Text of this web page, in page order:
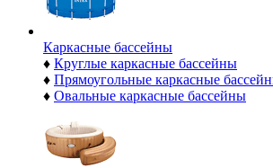
Каркасные бассейны
♦ Круглые каркасные бассейны
♦ Прямоугольные каркасные
♦ Овальные каркасные бассейны